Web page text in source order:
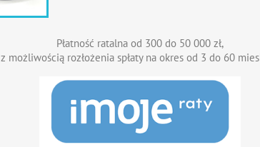
Płatność ratalna od 300 do 50 000 zł,
z możliwością rozłożenia spłaty na okres od 3 do 60